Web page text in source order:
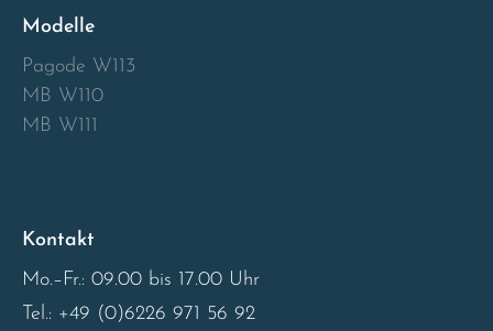
Modelle
Pagode W113
MB W110
MB W111
Kontakt
Mo.–Fr.: 09.00 bis 17.00 Uhr
Tel.: +49 (0)6226 971 56 92
Slovenia
Spain